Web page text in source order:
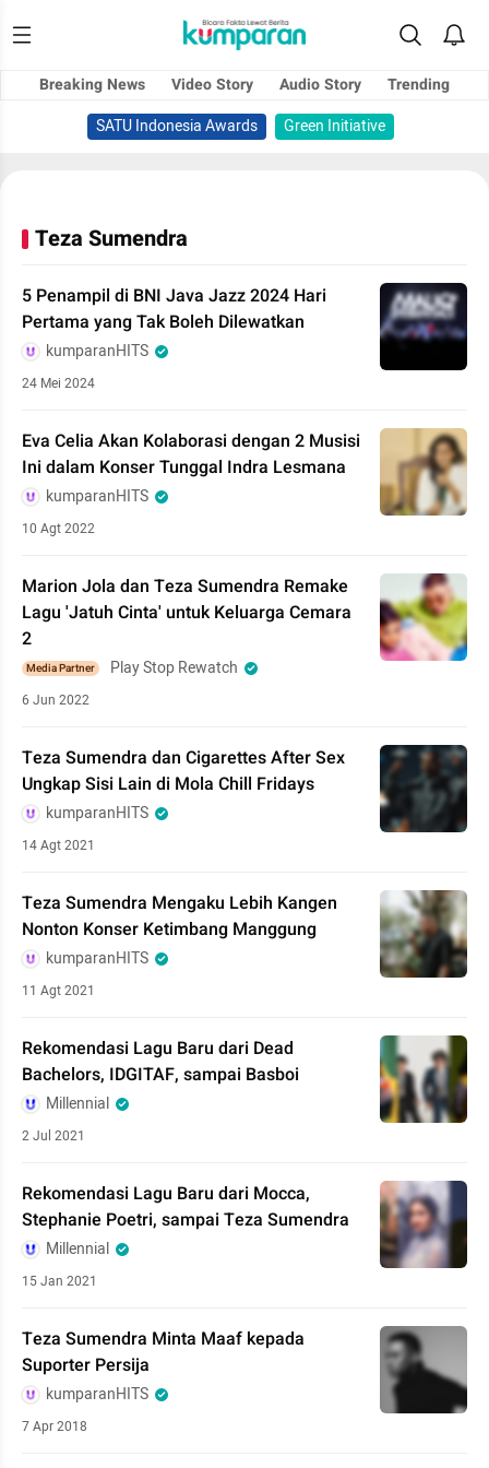
Breaking News Video Story Audio Story
Trending
SATU Indonesia Awards
Green Initiative
Teza Sumendra
5 Penampil di BNI Java Jazz 2024 Hari
Pertama yang Tak Boleh Dilewatkan
kumparanHITS
24 Mei 2024
Eva Celia Akan Kolaborasi dengan 2 Musisi
Ini dalam Konser Tunggal Indra Lesmana
kumparanHITS
10 Agt 2022
Marion Jola dan Teza Sumendra Remake
Lagu 'Jatuh Cinta' untuk Keluarga Cemara
2
Media Partner Play Stop Rewatch
6 Jun 2022
Teza Sumendra dan Cigarettes After Sex
Ungkap Sisi Lain di Mola Chill Fridays
kumparanHITS
14 Agt 2021
Teza Sumendra Mengaku Lebih Kangen
Nonton Konser Ketimbang Manggung
kumparanHITS
11 Agt 2021
Rekomendasi Lagu Baru dari Dead
Bachelors, IDGITAF, sampai Basboi
Millennial
2 Jul 2021
Rekomendasi Lagu Baru dari Mocca,
Stephanie Poetri, sampai Teza Sumendra
Millennial
15 Jan 2021
Teza Sumendra Minta Maaf kepada
Suporter Persija
kumparanHITS
7 Apr 2018